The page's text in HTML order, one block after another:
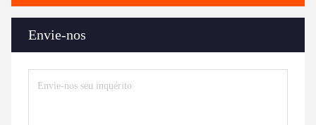
Envie-nos